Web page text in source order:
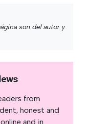
son del autor y
from
honest and
and in